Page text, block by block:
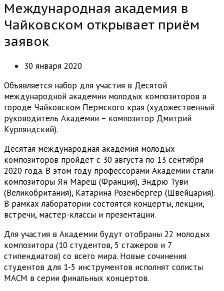
Международная академия в
Чайковском открывает приём
заявок
30 января 2020
Объявляется набор для участия в Десятой
международной академии молодых композиторов в
городе Чайковском Пермского края (художественный
руководитель Академии – композитор Дмитрий
Курляндский).
Десятая международная академия молодых
композиторов пройдёт с 30 августа по 13 сентября
2020 года. В этом году профессорами Академии стали
композиторы Ян Мареш (Франция), Эндрю Туви
(Великобритания), Катарина Розенбергер (Швейцария).
В рамках лаборатории состоятся концерты, лекции,
встречи, мастер-классы и презентации.
Для участия в Академии будут отобраны 22 молодых
композитора (10 студентов, 5 стажеров и 7
стипендиатов) со всего мира. Новые сочинения
студентов для 1-5 инструментов исполнят солисты
МАСМ в серии финальных концертов.